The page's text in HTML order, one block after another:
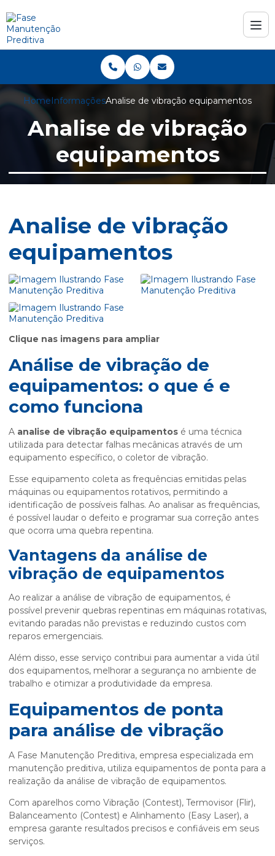
HomeInformaçõesAnalise de vibração equipamentos
Analise de vibração
equipamentos
Analise de vibração
equipamentos
Clique nas imagens para ampliar
Análise de vibração de
equipamentos: o que é e
como funciona
A analise de vibração equipamentos é uma técnica
utilizada para detectar falhas mecânicas através de um
equipamento específico, o coletor de vibração.
Esse equipamento coleta as frequências emitidas pelas
máquinas ou equipamentos rotativos, permitindo a
identificação de possíveis falhas. Ao analisar as frequências,
é possível laudar o defeito e programar sua correção antes
que ocorra uma quebra repentina.
Vantagens da análise de
vibração de equipamentos
Ao realizar a análise de vibração de equipamentos, é
possível prevenir quebras repentinas em máquinas rotativas,
evitando paradas não previstas e reduzindo custos com
reparos emergenciais.
Além disso, esse serviço contribui para aumentar a vida útil
dos equipamentos, melhorar a segurança no ambiente de
trabalho e otimizar a produtividade da empresa.
Equipamentos de ponta
para análise de vibração
A Fase Manutenção Preditiva, empresa especializada em
manutenção preditiva, utiliza equipamentos de ponta para a
realização da análise de vibração de equipamentos.
Com aparelhos como Vibração (Contest), Termovisor (Flir),
Balanceamento (Contest) e Alinhamento (Easy Laser), a
empresa garante resultados precisos e confiáveis em seus
serviços.